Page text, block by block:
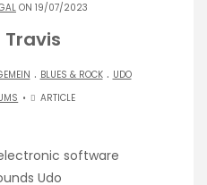
ON 19/07/2023
. BLUES & ROCK. UDO
ARTICLE
software
Udo